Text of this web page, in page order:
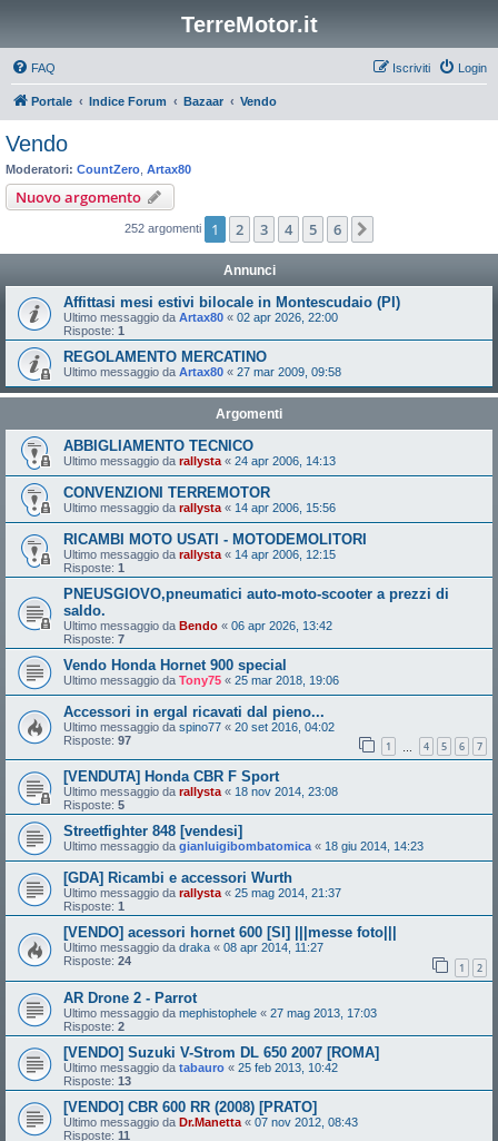
TerreMotor.it
FAQ Login
Iscriviti
Portale Indice Forum Bazaar Vendo
Vendo
Moderatori: CountZero Artax80
Nuovo argomento
252 argomenti 1 2 3 4 5 6
Annunci
Affittasi mesi estivi bilocale in Montescudaio (PI)
Ultimo messaggio da Artax80 « 02 apr 2026, 22:00
Risposte: 1
REGOLAMENTO MERCATINO
Ultimo messaggio da Artax80 « 27 mar 2009, 09:58
Argomenti
ABBIGLIAMENTO TECNICO
Ultimo messaggio da rallysta « 24 apr 2006, 14:13
CONVENZIONI TERREMOTOR
Ultimo messaggio da rallysta « 14 apr 2006, 15:56
RICAMBI MOTO USATI - MOTODEMOLITORI
Ultimo messaggio da rallysta « 14 apr 2006, 12:15
Risposte: 1
PNEUSGIOVO,pneumatici auto-moto-scooter a prezzi di
saldo.
Ultimo messaggio da Bendo « 06 apr 2026, 13:42
Risposte: 7
Vendo Honda Hornet 900 special
Ultimo messaggio da Tony75 « 25 mar 2018, 19:06
Accessori in ergal ricavati dal pieno...
Ultimo messaggio da spino77 « 20 set 2016, 04:02
Risposte: 97 1 4 5 6 7
[VENDUTA] Honda CBR F Sport
Ultimo messaggio da rallysta « 18 nov 2014, 23:08
Risposte: 5
Streetfighter 848 [vendesi]
Ultimo messaggio da gianluigibombatomica « 18 giu 2014, 14:23
[GDA] Ricambi e accessori Wurth
Ultimo messaggio da rallysta « 25 mag 2014, 21:37
Risposte: 1
[VENDO] acessori hornet 600 [SI] |||messe foto|||
Ultimo messaggio da draka « 08 apr 2014, 11:27
Risposte: 24 1 2
AR Drone 2 - Parrot
Ultimo messaggio da mephistophele « 27 mag 2013, 17:03
Risposte: 2
[VENDO] Suzuki V-Strom DL 650 2007 [ROMA]
Ultimo messaggio da tabauro « 25 feb 2013, 10:42
Risposte: 13
[VENDO] CBR 600 RR (2008) [PRATO]
Ultimo messaggio da Dr.Manetta « 07 nov 2012, 08:43
Risposte: 11